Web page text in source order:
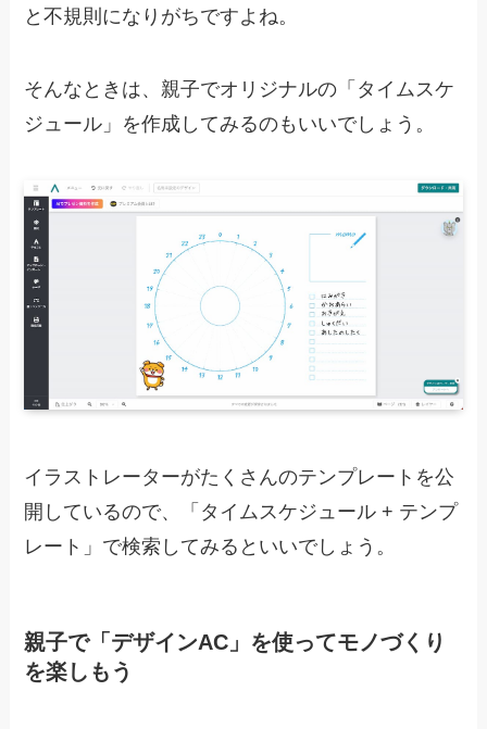
と不規則になりがちですよね。
そんなときは、親子でオリジナルの「タイムスケ
ジュール」を作成してみるのもいいでしょう。
イラストレーターがたくさんのテンプレートを公
開しているので、「タイムスケジュール + テンプ
レート」で検索してみるといいでしょう。
親子で「デザインAC」を使ってモノづくり
を楽しもう